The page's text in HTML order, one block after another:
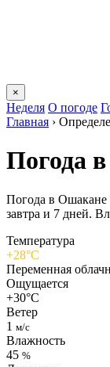
×
Неделя О погоде
Главная ›
Погода
Погода в Ошакане
завтра и 7 дней.
Температура
+28°C
Переменная
Ощущается
+30°C
Ветер
1 м/с
Влажность
45 %